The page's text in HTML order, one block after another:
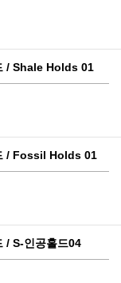
/ Shale Holds 01
/ Fossil Holds 01
/ S-인공홀드04